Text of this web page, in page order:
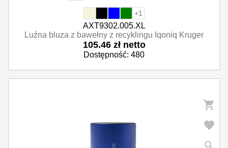
+1
AXT9302.005.XL
Luźna bluza z bawełny z recyklingu Iqoniq Kruger
105.46 zł netto
Dostępność: 480